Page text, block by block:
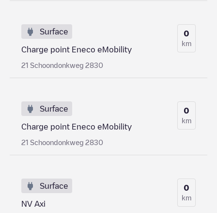
Surface
Charge point Eneco eMobility
21 Schoondonkweg 2830
0
km
Surface
Charge point Eneco eMobility
21 Schoondonkweg 2830
0
km
Surface
NV Axi
0
km